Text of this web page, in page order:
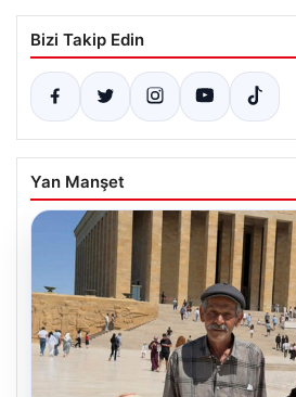
Bizi Takip Edin
Yan Manşet